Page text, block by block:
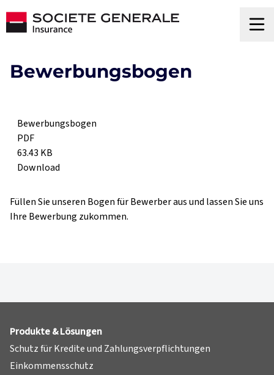
Bewerbungsbogen
Bewerbungsbogen
PDF
63.43 KB
Download
Füllen Sie unseren Bogen für Bewerber aus und lassen Sie uns
Ihre Bewerbung zukommen.
Produkte & Lösungen
Schutz für Kredite und Zahlungsverpflichtungen
Einkommensschutz